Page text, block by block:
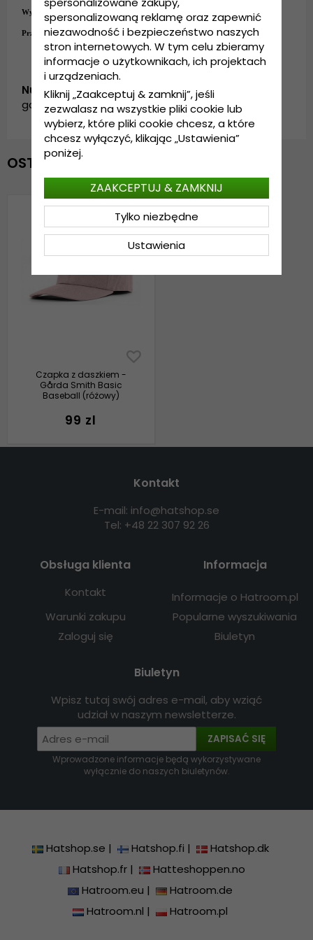
Wykonanie: bawełna
Przewodnik po rozmiarach:Rozmiar uniwersalny
Numer artykułu:
garda.bc-01.pink
OSTATNIO OGLĄDANE
Czapka z daszkiem -
Gårda Smith Basic
Baseball (różowy)
99 zl
Kontakt
E-mail: info@hatshop.se
Tel: +48 22 307 92 26
Obsługa klienta
Kontakt
Warunki zakupu
Zaloguj się
Informacja
Informacje o Hatroom.pl
Popularne wyszukiwania
Biuletyn
Biuletyn
Wpisz tutaj swój adres e-mail, aby wziąć
udział w naszym newsletterze.
ZAPISAĆ SIĘ
Wprowadzone informacje będą wykorzystywane
wyłącznie do naszych biuletynów.
Hatshop.se | Hatshop.fi |
Hatshop.dk
Hatshop.fr|
Hatteshoppen.no
Hatroom.eu |
Hatroom.de
Hatroom.nl | Hatroom.pl
spersonalizowaną reklamę oraz zapewnić
niezawodność i bezpieczeństwo naszych
stron internetowych. W tym celu zbieramy
informacje o użytkownikach, ich projektach
i urządzeniach.
Kliknij „Zaakceptuj & zamknij”, jeśli
zezwalasz na wszystkie pliki cookie lub
wybierz, które pliki cookie chcesz, a które
chcesz wyłączyć, klikając „Ustawienia”
poniżej.
Ustawienia
Tylko niezbędne
ZAAKCEPTUJ & ZAMKNIJ